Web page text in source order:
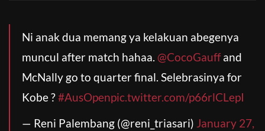
Ni anak dua memang ya kelakuan abegenya
muncul after match hahaa. @CocoGauffand
McNally go to quarter final. Selebrasinya for
Kobe ?#AusOpenpic.twitter.com/p66rlCLepI
— Reni Palembang (@reni_triasari) January 27,